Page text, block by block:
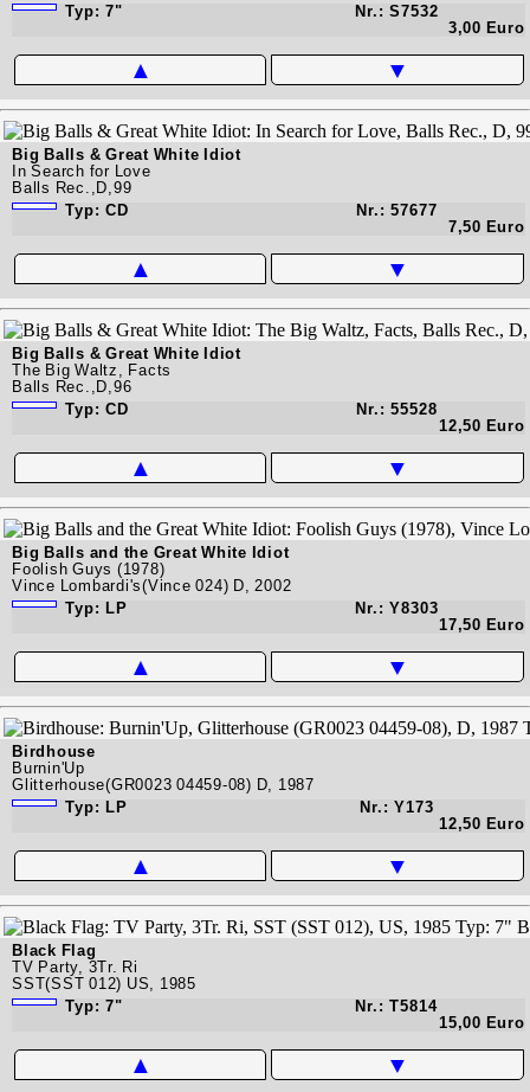
Typ: 7"
Nr.: S7532
3,00 Euro
▲ ▼
Big Balls & Great White Idiot
In Search for Love
Balls Rec.,D,99
Typ: CD
Nr.: 57677
7,50 Euro
▲ ▼
Big Balls & Great White Idiot
The Big Waltz, Facts
Balls Rec.,D,96
Typ: CD
Nr.: 55528
12,50 Euro
▲ ▼
Big Balls and the Great White Idiot
Foolish Guys (1978)
Vince Lombardi's(Vince 024) D, 2002
Typ: LP
Nr.: Y8303
17,50 Euro
▲ ▼
Birdhouse
Burnin'Up
Glitterhouse(GR0023 04459-08) D, 1987
Typ: LP
Nr.: Y173
12,50 Euro
▲ ▼
Black Flag
TV Party, 3Tr. Ri
SST(SST 012) US, 1985
Typ: 7"
Nr.: T5814
15,00 Euro
▲ ▼